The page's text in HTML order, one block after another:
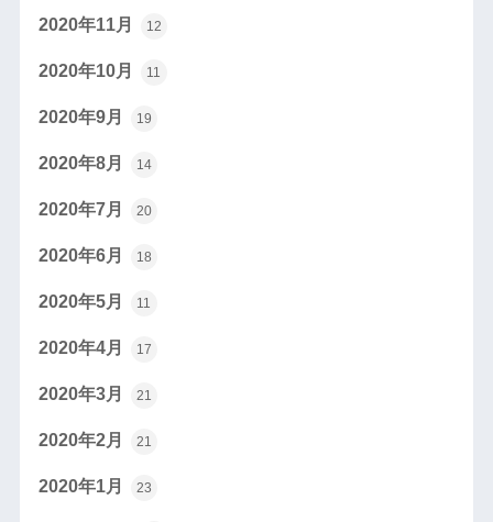
2020年11月 12
2020年10月 11
2020年9月 19
2020年8月 14
2020年7月 20
2020年6月 18
2020年5月 11
2020年4月 17
2020年3月 21
2020年2月 21
2020年1月 23